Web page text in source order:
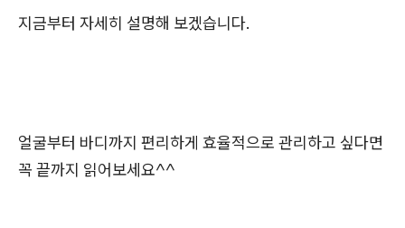
지금부터 자세히 설명해 보겠습니다.
얼굴부터 바디까지 편리하게 효율적으로 관리하고 싶다면
꼭 끝까지 읽어보세요^^